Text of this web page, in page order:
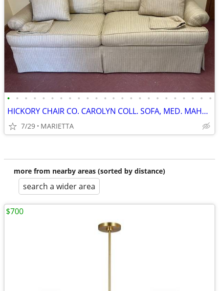
• • • • • • • • • • • • • • • • • • • • • • • •
HICKORY CHAIR CO. CAROLYN COLL. SOFA, MED. MAHOGANY, EX CD, ORIG OWNER
7/29 MARIETTA
more from nearby areas (sorted by distance)
search a wider area
$700